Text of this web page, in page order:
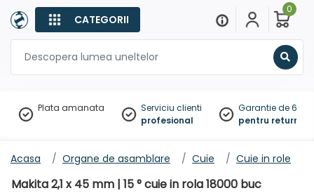
CATEGORII
0
Plata amanata
Serviciu clienti
profesional
Garantie de 60
pentru
Acasa Organe de asamblare Cuie Cuie in role
Makita 2,1 x 45 mm | 15 ° cuie in rola 18000 buc